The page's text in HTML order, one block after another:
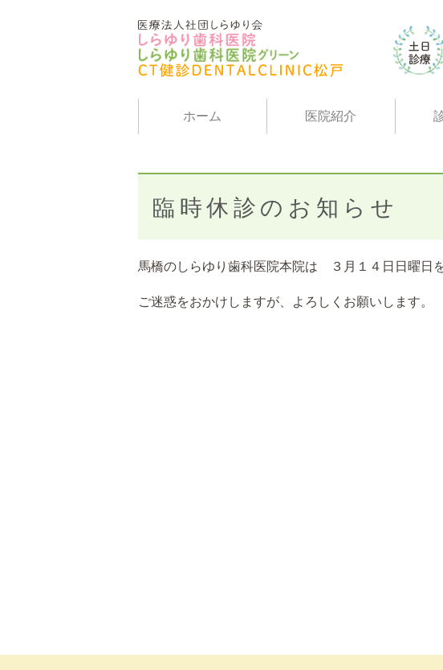
ホーム 医院紹介
臨時休診のお知らせ
馬橋のしらゆり歯科医院本院は ３月１４日日曜日
ご迷惑をおかけしますが、よろしくお願いします。